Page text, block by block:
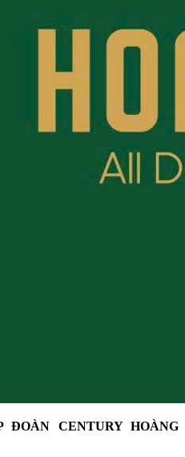
ĐOÀN CENTURY HOÀNG